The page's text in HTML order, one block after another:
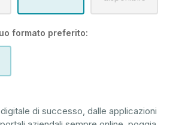
formato preferito:
di successo, dalle applicazioni